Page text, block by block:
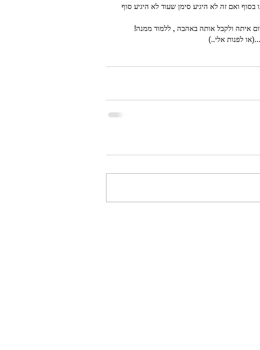
ואם זה לא היגיע סימן שעוד לא היגיע סוף
איתה ולקבל אותה באהבה , ללמוד ממנה!
לפנות אלי..)